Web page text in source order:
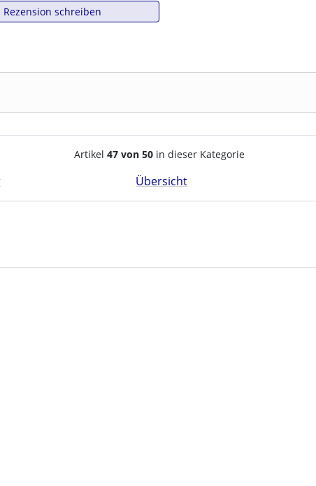
Rezension schreiben
Artikelnavigation innerhalb
Artikel 47 von 50 in dieser Kategorie
Übersicht
zu den einzelnen Artikeln.